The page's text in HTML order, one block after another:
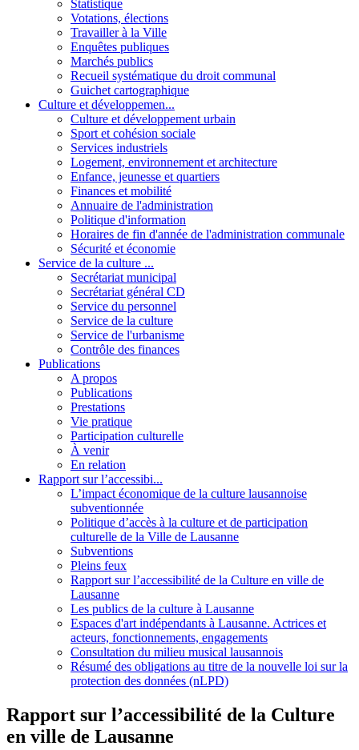
Statistique
Votations, élections
Travailler à la Ville
Enquêtes publiques
Marchés publics
Recueil systématique du droit communal
Guichet cartographique
Culture et développemen...
Culture et développement urbain
Sport et cohésion sociale
Services industriels
Logement, environnement et architecture
Enfance, jeunesse et quartiers
Finances et mobilité
Annuaire de l'administration
Politique d'information
Horaires de fin d'année de l'administration communale
Sécurité et économie
Service de la culture ...
Secrétariat municipal
Secrétariat général CD
Service du personnel
Service de la culture
Service de l'urbanisme
Contrôle des finances
Publications
A propos
Publications
Prestations
Vie pratique
Participation culturelle
À venir
En relation
Rapport sur l’accessibi...
L’impact économique de la culture lausannoise
subventionnée
Politique d’accès à la culture et de participation
culturelle de la Ville de Lausanne
Subventions
Pleins feux
Rapport sur l’accessibilité de la Culture en ville de
Lausanne
Les publics de la culture à Lausanne
Espaces d'art indépendants à Lausanne. Actrices et
acteurs, fonctionnements, engagements
Consultation du milieu musical lausannois
Résumé des obligations au titre de la nouvelle loi sur la
protection des données (nLPD)
Rapport sur l’accessibilité de la Culture
en ville de Lausanne